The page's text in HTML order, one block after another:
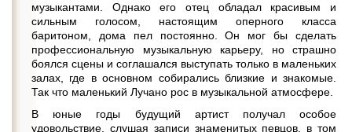
музыкантами. Однако его отец обладал красивым и
сильным голосом, настоящим оперного класса
баритоном, дома пел постоянно. Он мог бы сделать
профессиональную музыкальную карьеру, но страшно
боялся сцены и соглашался выступать только в маленьких
залах, где в основном собирались близкие и знакомые.
Так что маленький Лучано рос в музыкальной атмосфере.
В юные годы будущий артист получал особое
удовольствие, слушая записи знаменитых певцов, в том